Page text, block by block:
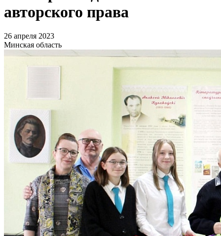
авторского права
26 апреля 2023
Минская область